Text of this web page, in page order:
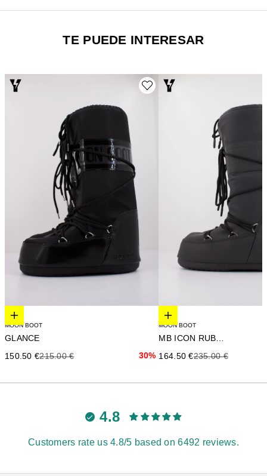
TE PUEDE INTERESAR
Elige opciones
MOON BOOT
GLANCE
Precio de oferta
150.50 €Precio anterior
215.00 € 30%
Elige opciones
MOON BOOT
Precio de oferta
164.50 €Precio anterior
235.00 €
4.8
Customers rate us 4.8/5 based on 6492 reviews.